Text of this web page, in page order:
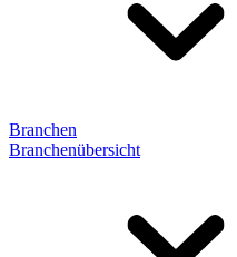
Branchen
Branchenübersicht